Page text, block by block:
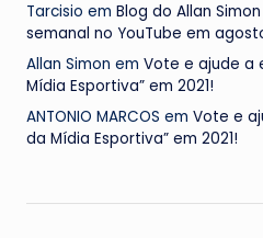
Tarcisio em Blog do Allan
semanal no YouTube em
Allan Simon em Vote e ajude a
Mídia Esportiva” em 2021!
ANTONIO MARCOS em Vote e
da Mídia Esportiva” em 2021!